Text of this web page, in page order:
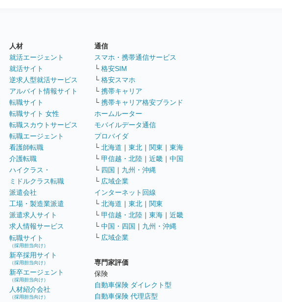
人材
就活エージェント
就活サイト
逆求人型就活サービス
アルバイト情報サイト
転職サイト
転職サイト 女性
転職スカウトサービス
転職エージェント
看護師転職
介護転職
ハイクラス・
ミドルクラス転職
派遣会社
工場・製造業派遣
派遣求人サイト
求人情報サービス
転職サイト
（採用担当向け）
新卒採用サイト
（採用担当向け）
新卒エージェント
（採用担当向け）
人材紹介会社
（採用担当向け）
通信
スマホ・携帯通信サービス
└ 格安SIM
└ 格安スマホ
└ 携帯キャリア
└ 携帯キャリア格安ブランド
ホームルーター
モバイルデータ通信
プロバイダ
└ 北海道 ｜ 東北 ｜ 関東 ｜ 東海
└ 甲信越・北陸 ｜ 近畿 ｜ 中国
└ 四国 ｜ 九州・沖縄
└ 広域企業
インターネット回線
└ 北海道 ｜ 東北 ｜ 関東
└ 甲信越・北陸 ｜ 東海 ｜ 近畿
└ 中国・四国 ｜ 九州・沖縄
└ 広域企業
専門家評価
保険
自動車保険 ダイレクト型
自動車保険 代理店型